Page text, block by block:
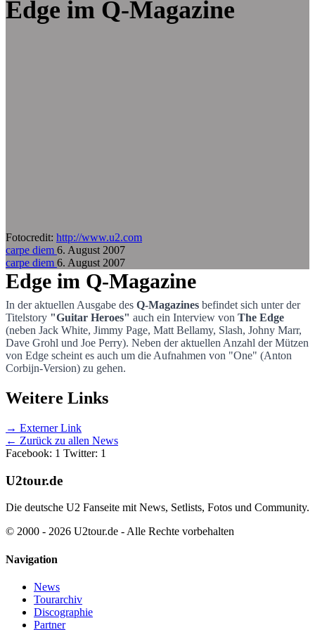
Edge im Q-Magazine
Fotocredit: http://www.u2.com
carpe diem 6. August 2007
carpe diem 6. August 2007
Edge im Q-Magazine
Edge im Q-Magazine
In der aktuellen Ausgabe des Q-Magazines befindet sich unter der
Titelstory "Guitar Heroes" auch ein Interview von The Edge
(neben Jack White, Jimmy Page, Matt Bellamy, Slash, Johny Marr,
Dave Grohl und Joe Perry). Neben der aktuellen Anzahl der Mützen
von Edge scheint es auch um die Aufnahmen von "One" (Anton
Corbijn-Version) zu gehen.
Weitere Links
→ Externer Link
← Zurück zu allen News
Facebook: 1 Twitter: 1
U2tour.de
Die deutsche U2 Fanseite mit News, Setlists, Fotos und Community.
© 2000 - 2026 U2tour.de - Alle Rechte vorbehalten
Navigation
News
Tourarchiv
Discographie
Partner